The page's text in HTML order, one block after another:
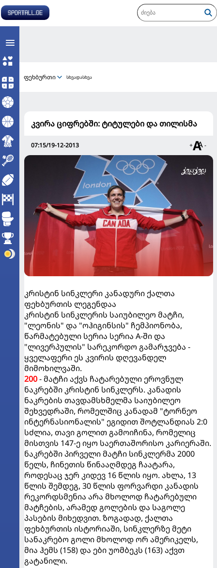
ფეხბურთი სხვადასხვა
კვირა ციფრებში: ტიტულები და თილისმა
07:15/19-12-2013 + -
კრისტინ სინკლერი კანადური ქალთა
ფეხბურთის ლეგენდაა
კრისტინ სინკლერის საიუბილეო მატჩი,
"ლეონის" და "ოჰიგინსის" ჩემპიონობა,
წარმატებული სერია სერია A-ში და
"ლივერპულის" სარეკორდო გამარჯვება -
ყველაფერი ეს კვირის დღევანდელ
მიმოხილვაში.
200- მატჩი აქვს ჩატარებული ეროვნულ
ნაკრებში კრისტინ სინკლერს. კანადის
ნაკრების თავდამსხმელმა საიუბილეო
შეხვედრაში, რომელშიც კანადამ "ტორნეო
ინტერნასიონალის" ეგიდით შოტლანდიას 2:0
სძლია, თავი გოლით გამოიჩინა, რომელიც
მისთვის 147-ე იყო საერთაშორისო კარიერაში.
ნაკრებში პირველი მატჩი სინკლერმა 2000
წელს, ჩინეთის წინააღმდეგ ჩაატარა,
როდესაც ჯერ კიდევ 16 წლის იყო. ახლა, 13
წლის შემდეგ, 30 წლის ფორვარდი კანადის
რეკორდსმენია არა მხოლოდ ჩატარებული
მატჩების, არამედ გოლების და საგოლე
პასების მიხედვით. ზოგადად, ქალთა
ფეხბურთის ისტორიაში, სინკლერზე მეტი
სანაკრებო გოლი მხოლოდ ორ ამერიკელს,
მია ჰემს (158) და ები უომბეკს (163) აქვთ
გატანილი.